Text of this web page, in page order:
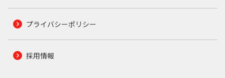
プライバシーポリシー
採用情報